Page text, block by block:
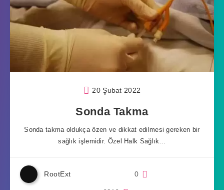
20 Şubat 2022
Sonda Takma
Sonda takma oldukça özen ve dikkat edilmesi gereken bir
sağlık işlemidir. Özel Halk Sağlık…
RootExt 0